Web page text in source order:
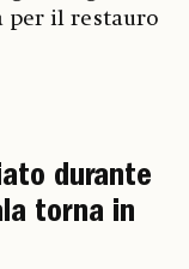
per il restauro
durante
torna in